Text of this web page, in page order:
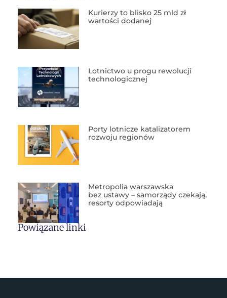
Kurierzy to blisko 25 mld zł
wartości dodanej
Lotnictwo u progu rewolucji
technologicznej
Porty lotnicze katalizatorem
rozwoju regionów
Metropolia warszawska
bez ustawy – samorządy czekają,
resorty odpowiadają
Powiązane linki